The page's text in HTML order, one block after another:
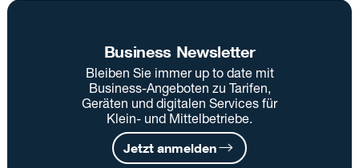
Business Newsletter
Bleiben Sie immer up to date mit
Business-Angeboten zu Tarifen,
Geräten und digitalen Services für
Klein- und Mittelbetriebe.
Jetzt anmelden